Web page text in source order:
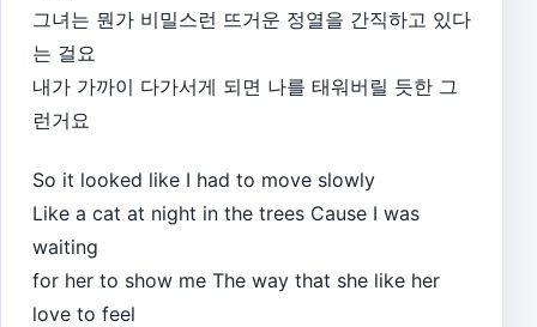
그녀는 뭔가 비밀스런 뜨거운 정열을 간직하고 있다
는 걸요
내가 가까이 다가서게 되면 나를 태워버릴 듯한 그
런거요
So it looked like I had to move slowly
Like a cat at night in the trees Cause I was
waiting
for her to show me The way that she like her
love to feel